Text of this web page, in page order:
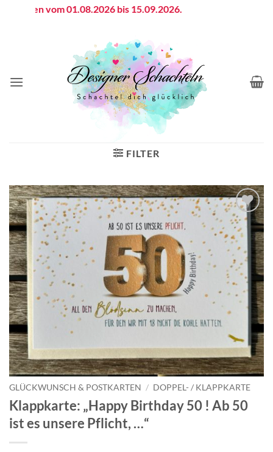
vom 01.08.2026 bis 15.09.2026.
FILTER
Auf die
Wunschliste
GLÜCKWUNSCH & POSTKARTEN / DOPPEL- / KLAPPKARTE
Klappkarte: „Happy Birthday 50 ! Ab 50
ist es unsere Pflicht, …“